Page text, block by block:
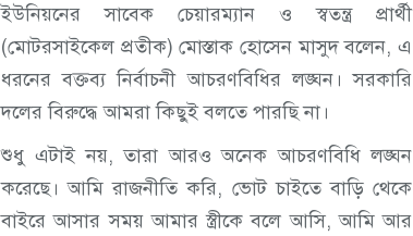
ইউনিয়নের সাবেক চেয়ারম্যান ও স্বতন্ত্র প্রার্থী
(মোটরসাইকেল প্রতীক) মোস্তাক হোসেন মাসুদ বলেন, এ
ধরনের বক্তব্য নির্বাচনী আচরণবিধির লঙ্ঘন। সরকারি
দলের বিরুদ্ধে আমরা কিছুই বলতে পারছি না।
শুধু এটাই নয়, তারা আরও অনেক আচরণবিধি লঙ্ঘন
করেছে। আমি রাজনীতি করি, ভোট চাইতে বাড়ি থেকে
বাইরে আসার সময় আমার স্ত্রীকে বলে আসি, আমি আর